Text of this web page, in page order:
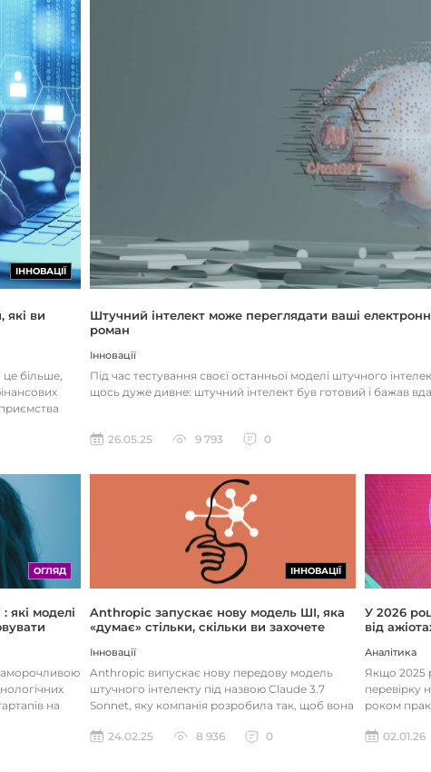
ІННОВАЦІЇ
які ви
це більше,
Штучний інтелект може переглядати ваші
роман
Інновації
Під час тестування своєї останньої моделі штучного
щось дуже дивне: штучний інтелект був готовий і бажав
26.05.25 9 793 0
ОГЛЯД
які моделі
на
ІННОВАЦІЇ
Anthropic запускає нову модель ШІ, яка
«думає» стільки, скільки ви захочете
Інновації
Anthropic випускає нову передову модель
штучного інтелекту під назвою Claude 3.7
Sonnet, яку компанія розробила так, щоб вона
24.02.25
8 936 0
У 2026
від
Аналітика
Якщо 2025
перевірку
роком
02.01.26